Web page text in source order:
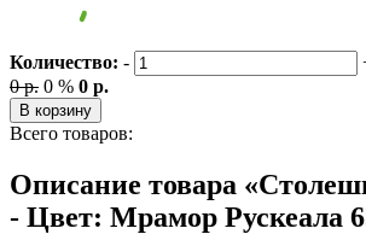
Количество: -
0 р. 0 % 0 р.
В корзину
Всего товаров:
Описание товара
- Цвет: Мрамор Рускеала